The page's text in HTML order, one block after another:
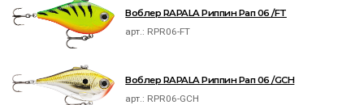
Воблер RAPALA Риппин Рап 06 /FT
арт.: RPR06-FT
Воблер RAPALA Риппин Рап 06 /GCH
арт.: RPR06-GCH